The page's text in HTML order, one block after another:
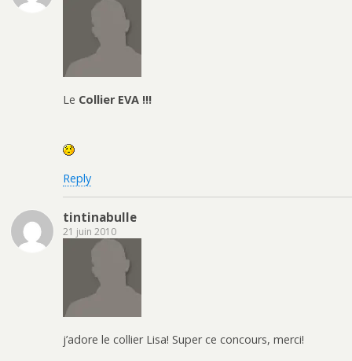
Le Collier EVA !!!
Reply
tintinabulle
21 juin 2010
j’adore le collier Lisa! Super ce concours, merci!